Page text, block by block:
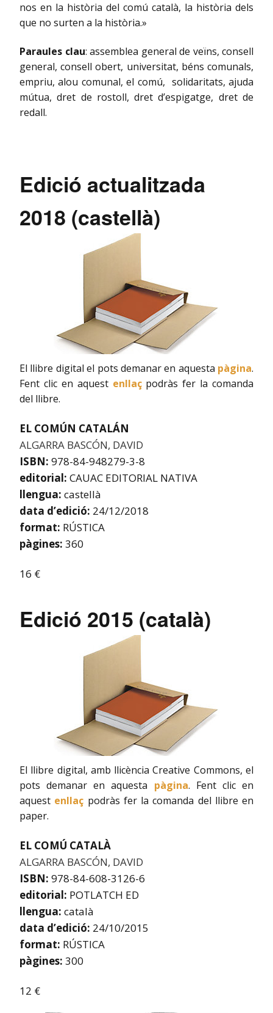
nos en la història del comú català, la història dels
que no surten a la història.»
Paraules clau: assemblea general de veïns, consell
general, consell obert, universitat, béns comunals,
empriu, alou comunal, el comú, solidaritats, ajuda
mútua, dret de rostoll, dret d’espigatge, dret de
redall.
Edició actualitzada
2018 (castellà)
El llibre digital el pots demanar en aquesta pàgina.
Fent clic en aquest enllaçpodràs fer la comanda
del llibre.
EL COMÚN CATALÁN
ALGARRA BASCÓN, DAVID
ISBN: 978-84-948279-3-8
editorial: CAUAC EDITORIAL NATIVA
llengua: castellà
data d’edició: 24/12/2018
format: RÚSTICA
pàgines: 360
16 €
Edició 2015 (català)
El llibre digital, amb llicència Creative Commons, el
pots demanar en aquesta pàgina. Fent clic en
aquest enllaç podràs fer la comanda del llibre en
paper.
EL COMÚ CATALÀ
ALGARRA BASCÓN, DAVID
ISBN: 978-84-608-3126-6
editorial: POTLATCH ED
llengua: català
data d’edició: 24/10/2015
format: RÚSTICA
pàgines: 300
12 €